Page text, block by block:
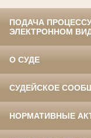
ПОДАЧА
ЭЛЕКТРОННОМ
О СУДЕ
СУДЕЙСКОЕ
НОРМАТИВНЫЕ